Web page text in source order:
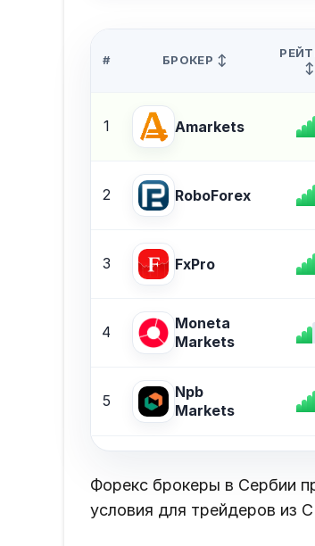
# БРОКЕР ↕
↕
1 Amarkets
2 RoboForex
3 FxPro
4
Moneta
Markets
5
Npb
Markets
Форекс брокеры в Сербии
условия для трейдеров из